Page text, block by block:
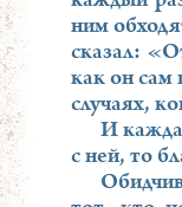
ним
сказал:
как он сам
случаях,
И
с ней, то